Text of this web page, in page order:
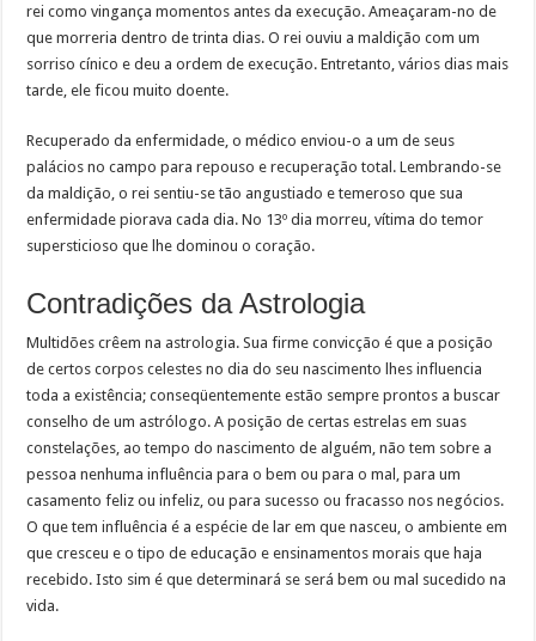
rei como vingança momentos antes da execução. Ameaçaram-no de
que morreria dentro de trinta dias. O rei ouviu a maldição com um
sorriso cínico e deu a ordem de execução. Entretanto, vários dias mais
tarde, ele ficou muito doente.
Recuperado da enfermidade, o médico enviou-o a um de seus
palácios no campo para repouso e recuperação total. Lembrando-se
da maldição, o rei sentiu-se tão angustiado e temeroso que sua
enfermidade piorava cada dia. No 13º dia morreu, vítima do temor
supersticioso que lhe dominou o coração.
Contradições da Astrologia
Multidões crêem na astrologia. Sua firme convicção é que a posição
de certos corpos celestes no dia do seu nascimento lhes influencia
toda a existência; conseqüentemente estão sempre prontos a buscar
conselho de um astrólogo. A posição de certas estrelas em suas
constelações, ao tempo do nascimento de alguém, não tem sobre a
pessoa nenhuma influência para o bem ou para o mal, para um
casamento feliz ou infeliz, ou para sucesso ou fracasso nos negócios.
O que tem influência é a espécie de lar em que nasceu, o ambiente em
que cresceu e o tipo de educação e ensinamentos morais que haja
recebido. Isto sim é que determinará se será bem ou mal sucedido na
vida.